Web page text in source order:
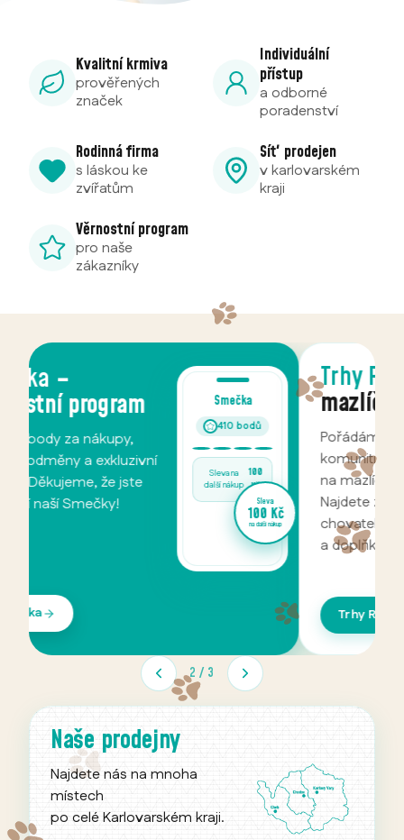
Kvalitní krmiva
prověřených
značek
Individuální
přístup
a odborné
poradenství
Rodinná firma
s láskou ke
zvířatům
Síť prodejen
v karlovarském
kraji
Věrnostní program
pro naše
zákazníky
Trhy Ráje
mazlíčků
Pořádáme pravidelné
komunitní trhy zaměřené
na mazlíčky a chovatelství.
Najdete zde lokální
Trhy Ráje mazlíčků
2 / 3
Naše prodejny
Najdete nás na mnoha
místech
po celé Karlovarském kraji.